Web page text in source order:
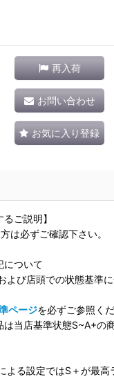
再入荷
お問い合わせ
お気に入り登録
ご説明】
は必ずご確認下さい。
について
よび店頭での状態基準
ページを必ずご参照くだ
当店基準状態S~A+の
よる設定ではS＋が最高